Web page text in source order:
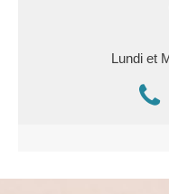
Lundi et